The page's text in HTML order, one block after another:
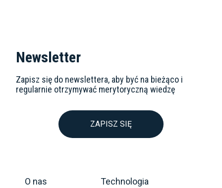
Newsletter
Zapisz się do newslettera, aby być na bieżąco i
regularnie otrzymywać merytoryczną wiedzę
ZAPISZ SIĘ
O nas
Technologia